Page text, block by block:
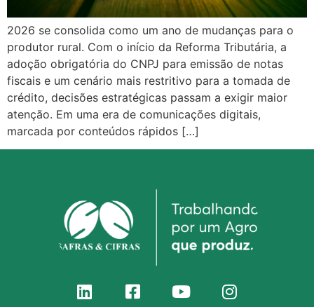
2026 se consolida como um ano de mudanças para o
produtor rural. Com o início da Reforma Tributária, a
adoção obrigatória do CNPJ para emissão de notas
fiscais e um cenário mais restritivo para a tomada de
crédito, decisões estratégicas passam a exigir maior
atenção. Em uma era de comunicações digitais,
marcada por conteúdos rápidos […]